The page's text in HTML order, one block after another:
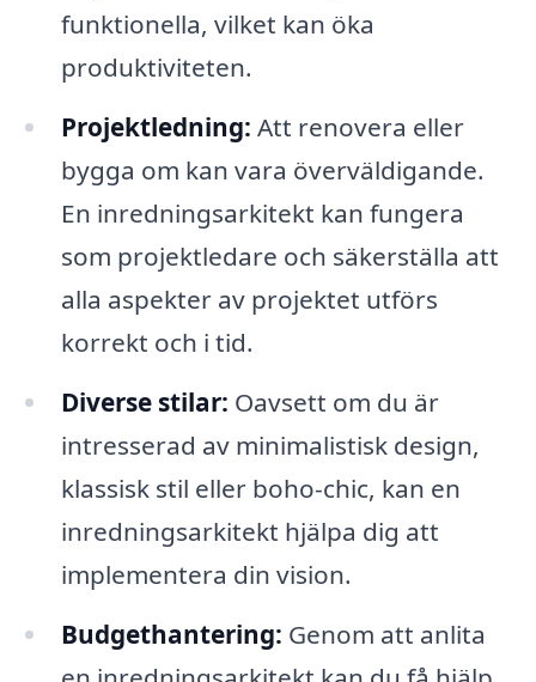
funktionella, vilket kan öka
produktiviteten.
Projektledning: Att renovera eller
bygga om kan vara överväldigande.
En inredningsarkitekt kan fungera
som projektledare och säkerställa att
alla aspekter av projektet utförs
korrekt och i tid.
Diverse stilar: Oavsett om du är
intresserad av minimalistisk design,
klassisk stil eller boho-chic, kan en
inredningsarkitekt hjälpa dig att
implementera din vision.
Budgethantering: Genom att anlita